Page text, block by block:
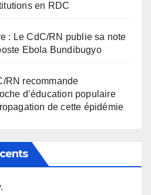
en RDC
: Le CdC/RN publie sa note
Ebola Bundibugyo
RN recommande
d’éducation populaire
de cette épidémie